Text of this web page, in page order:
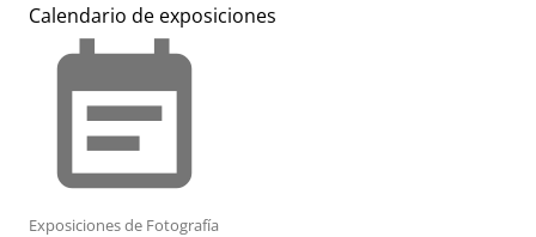
Calendario de exposiciones
event_note
Exposiciones de Fotografía